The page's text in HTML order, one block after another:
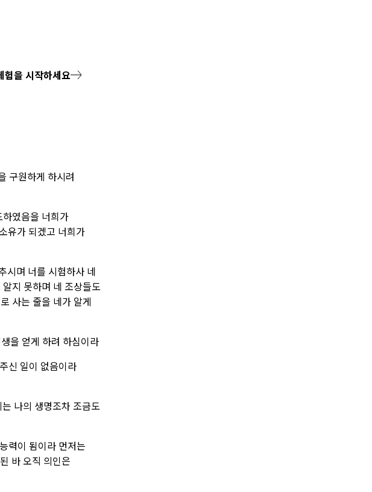
험을 시작하세요
구원하게 하시려
였음을 너희가
유가 되겠고 너희가
시며 너를 시험하사 네
지 못하며 네 조상들도
사는 줄을 네가 알게
을 얻게 하려 하심이라
신 일이 없음이라
나의 생명조차 조금도
력이 됨이라 먼저는
바 오직 의인은